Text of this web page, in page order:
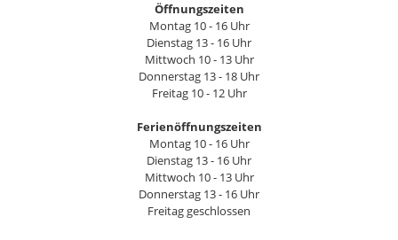
Öffnungszeiten
Montag 10 - 16 Uhr
Dienstag 13 - 16 Uhr
Mittwoch 10 - 13 Uhr
Donnerstag 13 - 18 Uhr
Freitag 10 - 12 Uhr
Ferienöffnungszeiten
Montag 10 - 16 Uhr
Dienstag 13 - 16 Uhr
Mittwoch 10 - 13 Uhr
Donnerstag 13 - 16 Uhr
Freitag geschlossen